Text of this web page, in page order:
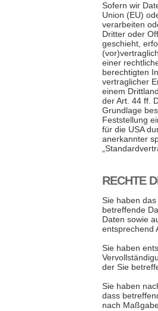
Sofern wir
Union (EU)
verarbeiten
Dritter oder
geschieht,
einer
berechtigten
vertraglicher
einem
der Art. 44 ff.
Grundlage
Feststellung
für die USA
anerkannter
RECHTE
Sie haben
betreffende
Daten sowie
entsprechend
Sie haben
der Sie
Sie haben
dass
nach